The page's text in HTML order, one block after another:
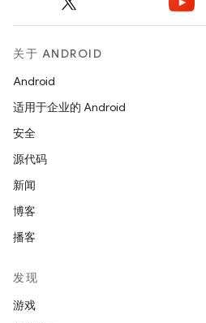
关于 ANDROID
Android
适用于企业的 Android
安全
源代码
新闻
博客
播客
发现
游戏